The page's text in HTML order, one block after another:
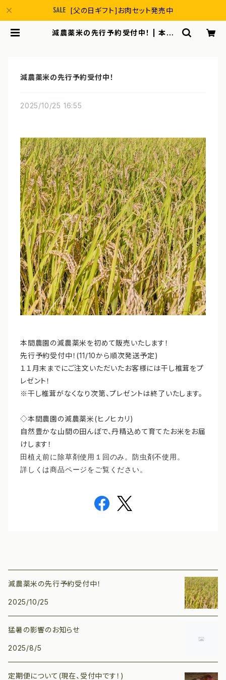
[父の日ギフト]お肉セット発売中
減農薬米の先行予約受付中！ | 本間
減農薬米の先行予約受付中！
2025/10/25 16:55
本間農園の減農薬米を初めて販売いたします！
先行予約受付中！(11/10から順次発送予定)
１１月末までにご注文いただいたお客様には干し椎茸をプ
レゼント！
※干し椎茸がなくなり次第、プレゼントは終了いたします。
◇本間農園の減農薬米(ヒノヒカリ)
自然豊かな山間の田んぼで、丹精込めて育てたお米をお届
けします！
田植え前に除草剤使用１回のみ。防虫剤不使用。
詳しくは商品ページをご覧ください。
減農薬米の先行予約受付中！
2025/10/25
猛暑の影響のお知らせ
2025/8/5
定期便について(現在、受付中です！)